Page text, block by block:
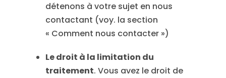
détenons à votre sujet en nous
contactant (voy. la section
« Comment nous contacter »)
Le droit à la limitation du
traitement. Vous avez le droit de